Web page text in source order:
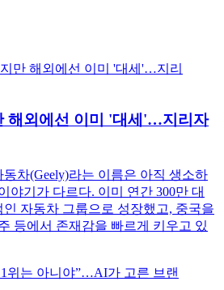
해외에선 이미 '대세'…지리자
차(Geely)라는 이름은 아직 생소하
야기가 다르다. 이미 연간 300만 대
자동차 그룹으로 성장했고, 중국을
등에서 존재감을 빠르게 키우고 있